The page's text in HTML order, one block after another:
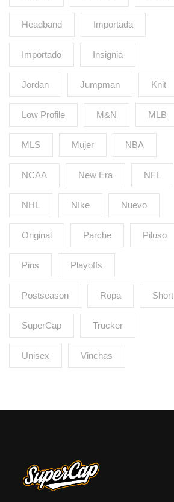
Headband Importada
Importado Insignia
Jordan Jumpman Knit
Low Profile M&N MLB
MLS Mujer NBA
NCAA New Era NFL
NHL NIke Nuevo
Original Parche Piluso
Pins Playoffs
Postseason Ropa Short
SuperCap Trucker
Unisex Vinchas